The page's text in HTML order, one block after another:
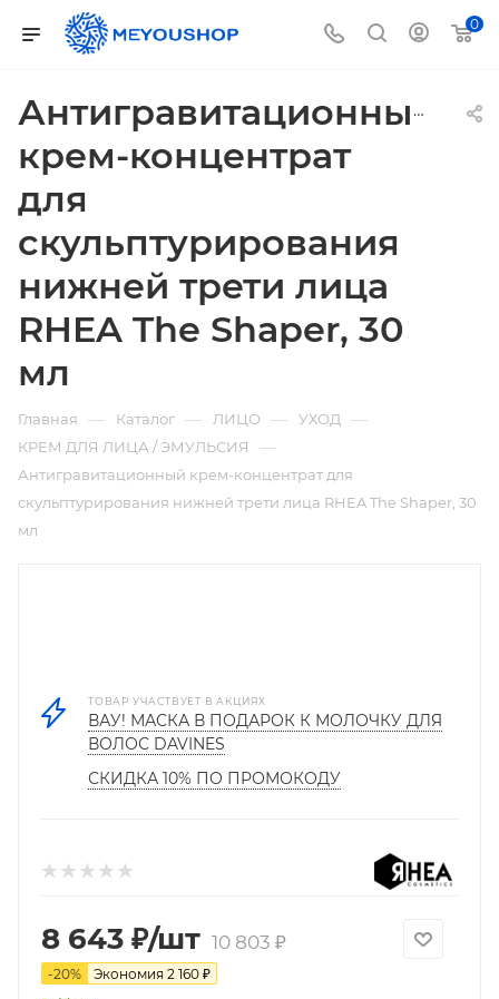
0
Антигравитационный
крем-концентрат
для
скульптурирования
нижней трети лица
RHEA The Shaper, 30
мл
Главная — Каталог — ЛИЦО — УХОД —
КРЕМ ДЛЯ ЛИЦА / ЭМУЛЬСИЯ —
Антигравитационный крем-концентрат для
скульптурирования нижней трети лица RHEA The Shaper, 30
мл
ТОВАР УЧАСТВУЕТ В АКЦИЯХ
ВАУ! МАСКА В ПОДАРОК К МОЛОЧКУ ДЛЯ
ВОЛОС DAVINES
СКИДКА 10% ПО ПРОМОКОДУ
8 643 ₽/шт 10 803 ₽
-20% Экономия 2 160 ₽